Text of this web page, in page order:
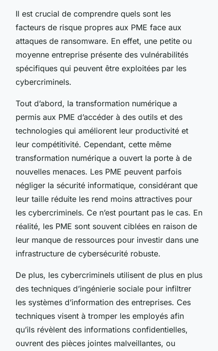
Il est crucial de comprendre quels sont les
facteurs de risque propres aux PME face aux
attaques de ransomware. En effet, une petite ou
moyenne entreprise présente des vulnérabilités
spécifiques qui peuvent être exploitées par les
cybercriminels.
Tout d’abord, la transformation numérique a
permis aux PME d’accéder à des outils et des
technologies qui améliorent leur productivité et
leur compétitivité. Cependant, cette même
transformation numérique a ouvert la porte à de
nouvelles menaces. Les PME peuvent parfois
négliger la sécurité informatique, considérant que
leur taille réduite les rend moins attractives pour
les cybercriminels. Ce n’est pourtant pas le cas. En
réalité, les PME sont souvent ciblées en raison de
leur manque de ressources pour investir dans une
infrastructure de cybersécurité robuste.
De plus, les cybercriminels utilisent de plus en plus
des techniques d’ingénierie sociale pour infiltrer
les systèmes d’information des entreprises. Ces
techniques visent à tromper les employés afin
qu’ils révèlent des informations confidentielles,
ouvrent des pièces jointes malveillantes, ou